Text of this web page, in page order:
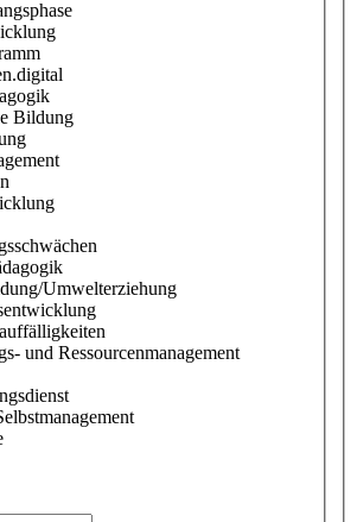
Bildung
Umwelterziehung
und Ressourcenmanagement